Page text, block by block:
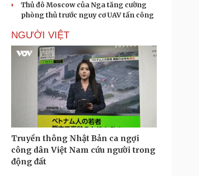
Thủ đô Moscow của Nga tăng cường
phòng thủ trước nguy cơ UAV tấn công
NGƯỜI VIỆT
Truyền thông Nhật Bản ca ngợi
công dân Việt Nam cứu người trong
động đất